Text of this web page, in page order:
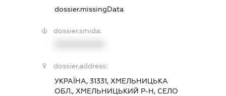
dossier.missingData
dossier.smida:
dossier.address:
УКРАЇНА, 31331, ХМЕЛЬНИЦЬКА
ОБЛ., ХМЕЛЬНИЦЬКИЙ Р-Н, СЕЛО